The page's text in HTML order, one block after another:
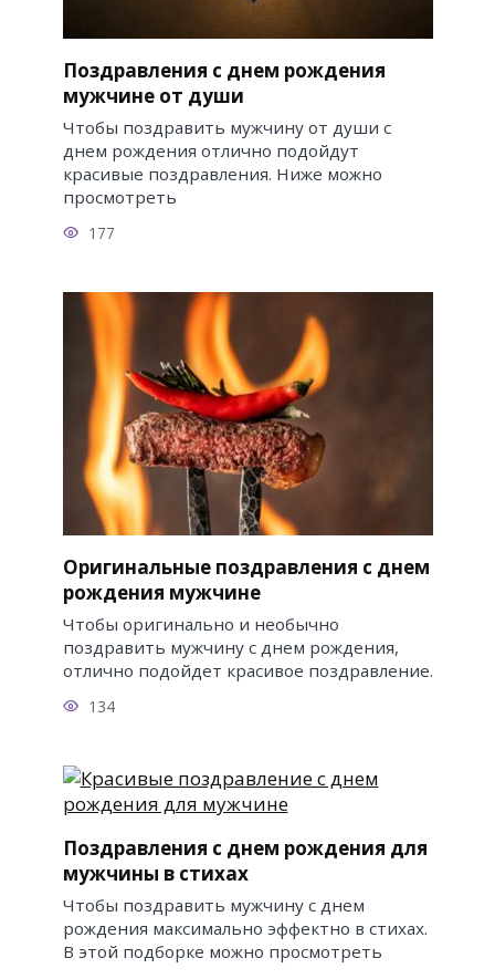
Поздравления с днем рождения
мужчине от души
Чтобы поздравить мужчину от души с
днем рождения отлично подойдут
красивые поздравления. Ниже можно
просмотреть
177
Оригинальные поздравления с днем
рождения мужчине
Чтобы оригинально и необычно
поздравить мужчину с днем рождения,
отлично подойдет красивое поздравление.
134
Поздравления с днем рождения для
мужчины в стихах
Чтобы поздравить мужчину с днем
рождения максимально эффектно в стихах.
В этой подборке можно просмотреть